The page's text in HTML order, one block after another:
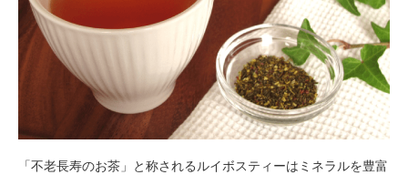
「不老長寿のお茶」と称されるルイボスティーはミネラルを豊富